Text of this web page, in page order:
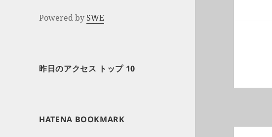
Powered by SWE
昨日のアクセス トップ 10
HATENA BOOKMARK